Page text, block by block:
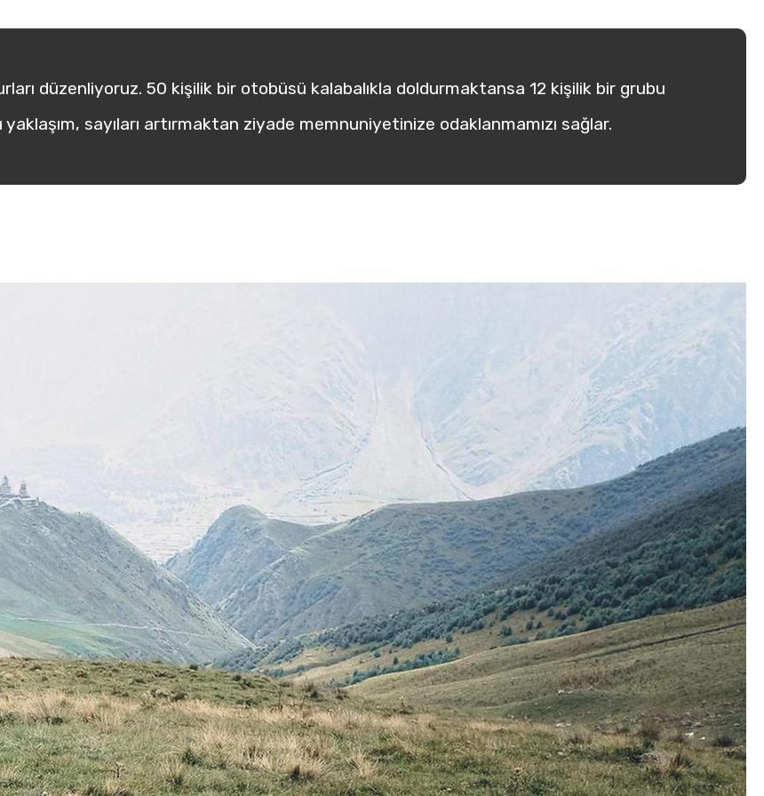
düzenliyoruz. 50 kişilik bir otobüsü kalabalıkla doldurmaktansa 12 kişilik bir grubu
sayıları artırmaktan ziyade memnuniyetinize odaklanmamızı sağlar.